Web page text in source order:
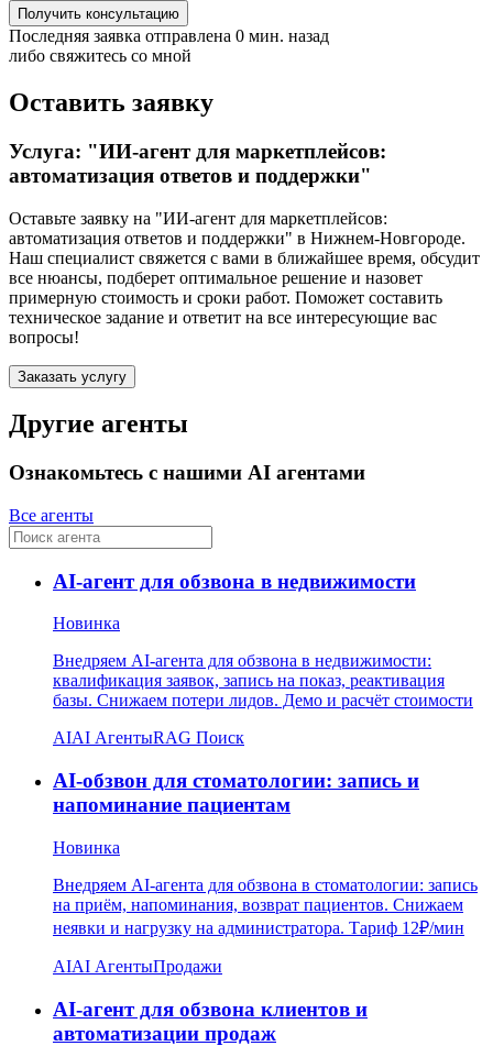
Получить консультацию
Последняя заявка отправлена 0 мин. назад
либо свяжитесь со мной
Оставить заявку
Услуга: "ИИ-агент для маркетплейсов:
автоматизация ответов и поддержки"
Оставьте заявку на "ИИ-агент для маркетплейсов:
автоматизация ответов и поддержки" в Нижнем-Новгороде.
Наш специалист свяжется с вами в ближайшее время, обсудит
все нюансы, подберет оптимальное решение и назовет
примерную стоимость и сроки работ. Поможет составить
техническое задание и ответит на все интересующие вас
вопросы!
Заказать услугу
Другие агенты
Ознакомьтесь с нашими AI агентами
Все агенты
AI-агент для обзвона в недвижимости
Новинка
Внедряем AI-агента для обзвона в недвижимости:
квалификация заявок, запись на показ, реактивация
базы. Снижаем потери лидов. Демо и расчёт стоимости
AIAI АгентыRAG Поиск
AI-обзвон для стоматологии: запись и
напоминание пациентам
Новинка
Внедряем AI-агента для обзвона в стоматологии: запись
на приём, напоминания, возврат пациентов. Снижаем
неявки и нагрузку на администратора. Тариф 12₽/мин
AIAI АгентыПродажи
AI-агент для обзвона клиентов и
автоматизации продаж